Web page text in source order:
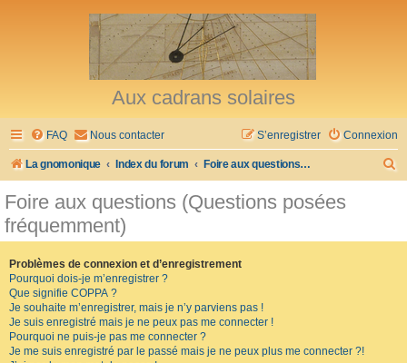
Aux cadrans solaires
FAQ Nous contacter Connexion
S’enregistrer
La gnomonique Index du forum Foire aux questions (Questions posées fréquemment)
Foire aux questions (Questions posées
fréquemment)
Problèmes de connexion et d’enregistrement
Pourquoi dois-je m’enregistrer ?
Que signifie COPPA ?
Je souhaite m’enregistrer, mais je n’y parviens pas !
Je suis enregistré mais je ne peux pas me connecter !
Pourquoi ne puis-je pas me connecter ?
Je me suis enregistré par le passé mais je ne peux plus me connecter ?!